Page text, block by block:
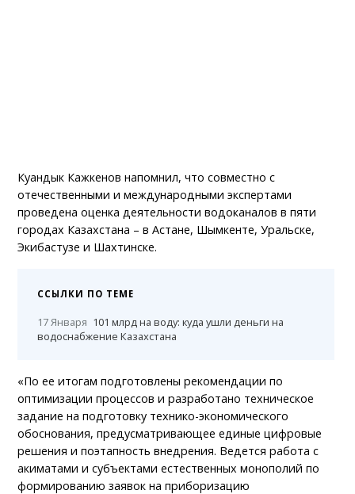
Куандык Кажкенов напомнил, что совместно с
отечественными и международными экспертами
проведена оценка деятельности водоканалов в пяти
городах Казахстана – в Астане, Шымкенте, Уральске,
Экибастузе и Шахтинске.
ССЫЛКИ ПО ТЕМЕ
17 Января 101 млрд на воду: куда ушли деньги на
водоснабжение Казахстана
«По ее итогам подготовлены рекомендации по
оптимизации процессов и разработано техническое
задание на подготовку технико-экономического
обоснования, предусматривающее единые цифровые
решения и поэтапность внедрения. Ведется работа с
акиматами и субъектами естественных монополий по
формированию заявок на приборизацию